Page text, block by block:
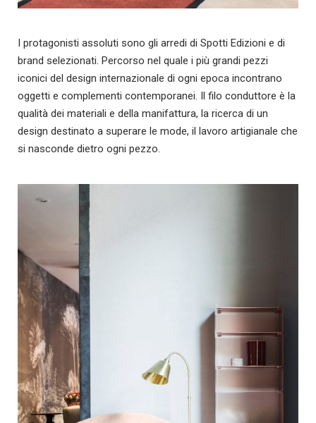
I protagonisti assoluti sono gli arredi di Spotti Edizioni e di
brand selezionati. Percorso nel quale i più grandi pezzi
iconici del design internazionale di ogni epoca incontrano
oggetti e complementi contemporanei. Il filo conduttore è la
qualità dei materiali e della manifattura, la ricerca di un
design destinato a superare le mode, il lavoro artigianale che
si nasconde dietro ogni pezzo.